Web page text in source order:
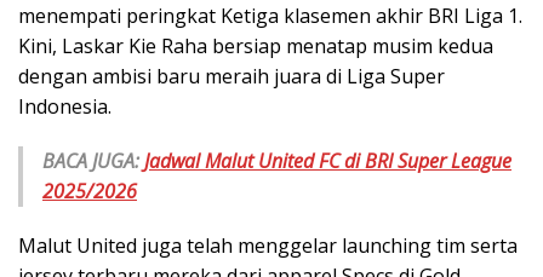
menempati peringkat Ketiga klasemen akhir BRI Liga 1.
Kini, Laskar Kie Raha bersiap menatap musim kedua
dengan ambisi baru meraih juara di Liga Super
Indonesia.
BACA JUGA:Jadwal Malut United FC di BRI Super League
2025/2026
Malut United juga telah menggelar launching tim serta